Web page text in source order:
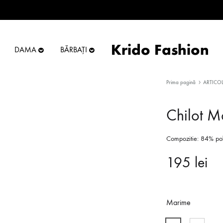
DAMA BĂRBAȚI Krido Fashion
Prima pagină
Chilot
Compozitie: 84%
195 lei
Marime